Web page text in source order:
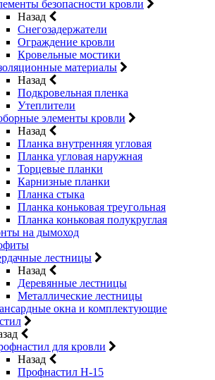
безопасности кровли
Назад
Снегозадержатели
Ограждение кровли
Кровельные мостики
материалы
Назад
Подкровельная пленка
Утеплители
элементы кровли
Назад
Планка внутренняя угловая
Планка угловая наружная
Торцевые планки
Карнизные планки
Планка стыка
Планка коньковая треугольная
Планка коньковая полукруглая
на дымоход
лестницы
Назад
Деревянные лестницы
Металлические лестницы
окна и комплектующие
для кровли
Назад
Профнастил Н-15